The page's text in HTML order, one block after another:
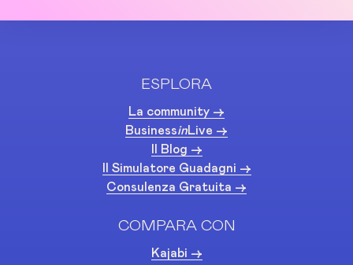
ESPLORA
La community ->
BusinessinLive ->
Il Blog ->
Il Simulatore Guadagni ->
Consulenza Gratuita ->
COMPARA CON
Kajabi ->